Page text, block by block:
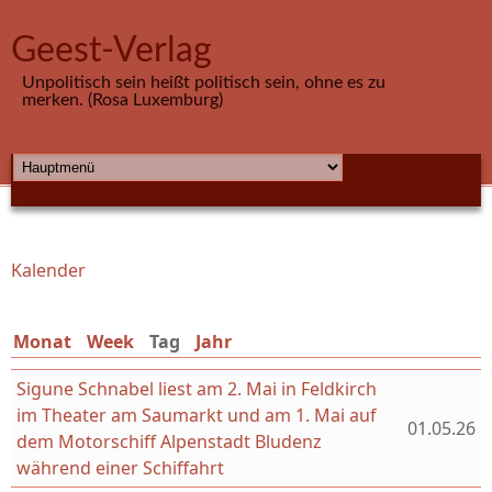
Geest-Verlag
Unpolitisch sein heißt politisch sein, ohne es zu
merken. (Rosa Luxemburg)
HAUPTMENÜ
Sie sind hier
Kalender
Monat Week Tag (aktiver Reiter)
Jahr
Sigune Schnabel liest am 2. Mai in Feldkirch
im Theater am Saumarkt und am 1. Mai auf
dem Motorschiff Alpenstadt Bludenz
während einer Schiffahrt
01.05.26